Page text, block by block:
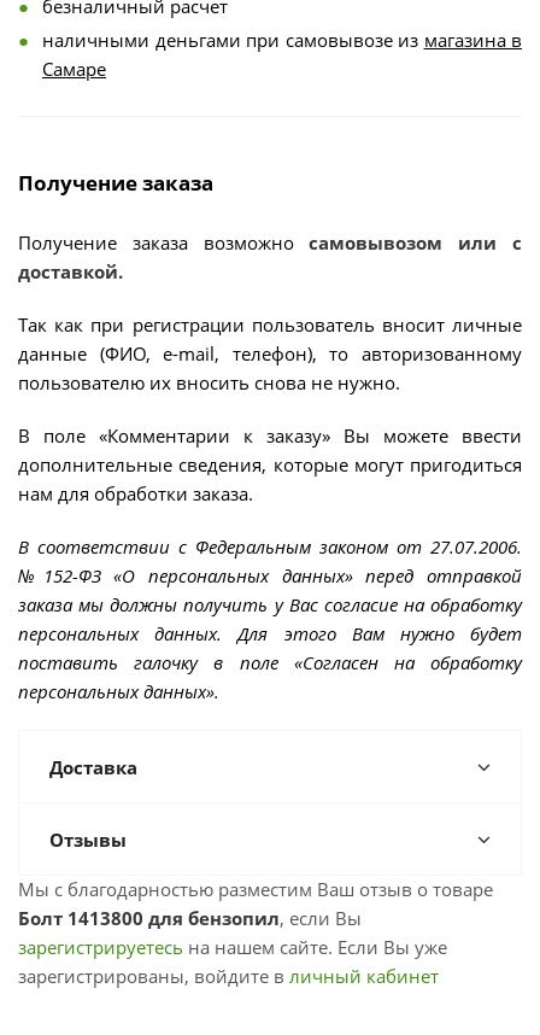
безналичный расчет
наличными деньгами при самовывозе из магазина в
Самаре
Получение заказа
Получение заказа возможносамовывозом или с
доставкой.
Так как при регистрации пользователь вносит личные
данные (ФИО, e-mail, телефон), то авторизованному
пользователю их вносить снова не нужно.
В поле «Комментарии к заказу» Вы можете ввести
дополнительные сведения, которые могут пригодиться
нам для обработки заказа.
В соответствии с Федеральным законом от 27.07.2006.
№152-ФЗ «О персональных данных» перед отправкой
заказа мы должны получить у Вас согласие на обработку
персональных данных. Для этого Вам нужно будет
поставить галочку в поле «Согласен на обработку
персональных данных».
Доставка
Отзывы
Мы с благодарностью разместим Ваш отзыв о товаре
Болт 1413800 для бензопил, если Вы
зарегистрируетесь на нашем сайте. Если Вы уже
зарегистрированы, войдите в личный кабинет